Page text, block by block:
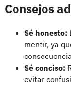
Consejos
Sé honesto:
mentir, ya
Sé conciso:
evitar